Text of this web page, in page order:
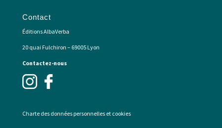
Contact
Éditions AlbaVerba
20 quai Fulchiron – 69005 Lyon
Contactez-nous
Charte des données personnelles et cookies